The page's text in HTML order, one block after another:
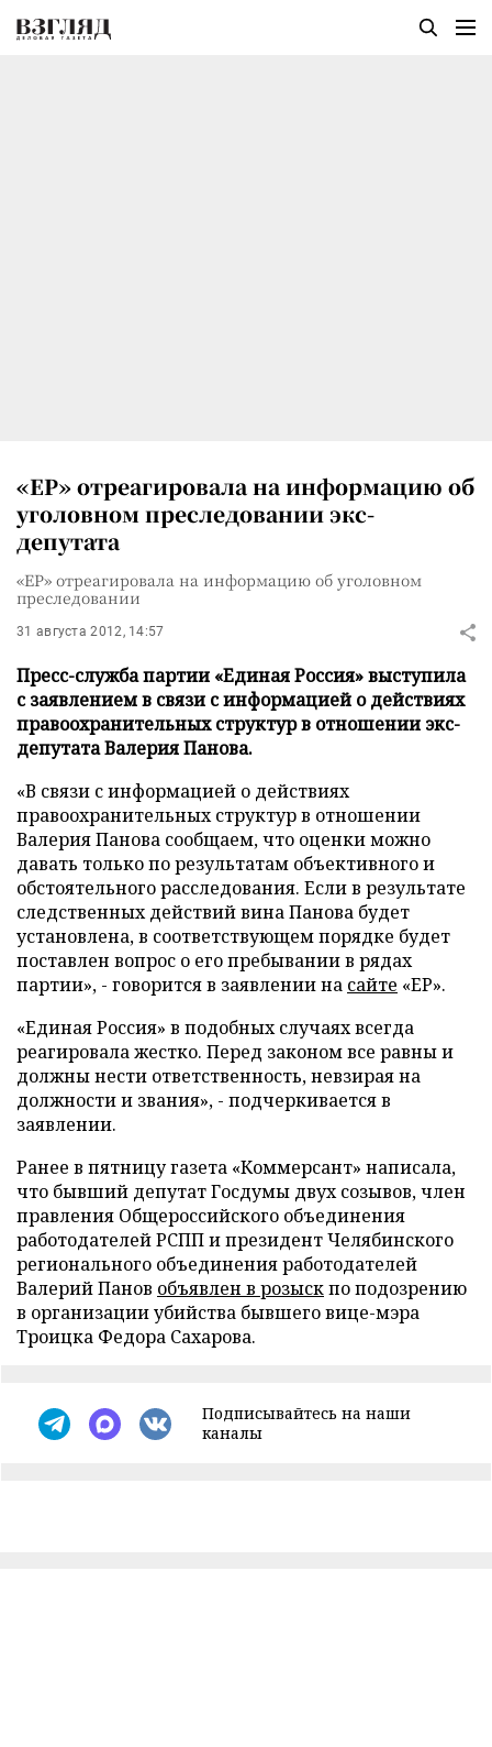
«ЕР» отреагировала на информацию об
уголовном преследовании экс-
депутата
«ЕР» отреагировала на информацию об уголовном
преследовании
31 августа 2012, 14:57
Пресс-служба партии «Единая Россия» выступила
с заявлением в связи с информацией о действиях
правоохранительных структур в отношении экс-
депутата Валерия Панова.
«В связи с информацией о действиях
правоохранительных структур в отношении
Валерия Панова сообщаем, что оценки можно
давать только по результатам объективного и
обстоятельного расследования. Если в результате
следственных действий вина Панова будет
установлена, в соответствующем порядке будет
поставлен вопрос о его пребывании в рядах
партии», - говорится в заявлении на сайте «ЕР».
«Единая Россия» в подобных случаях всегда
реагировала жестко. Перед законом все равны и
должны нести ответственность, невзирая на
должности и звания», - подчеркивается в
заявлении.
Ранее в пятницу газета «Коммерсант» написала,
что бывший депутат Госдумы двух созывов, член
правления Общероссийского объединения
работодателей РСПП и президент Челябинского
регионального объединения работодателей
Валерий Панов объявлен в розыскпо подозрению
в организации убийства бывшего вице-мэра
Троицка Федора Сахарова.
Подписывайтесь на наши
каналы